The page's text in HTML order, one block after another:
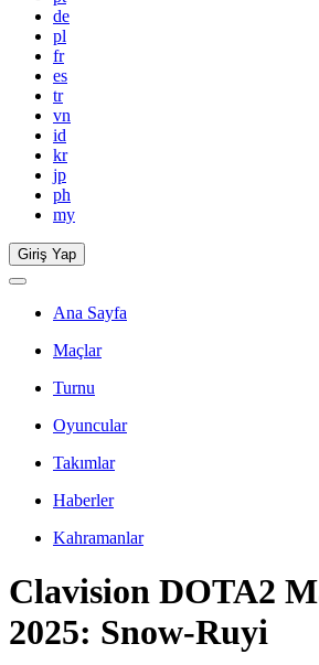
de
pl
fr
es
tr
vn
id
kr
jp
ph
my
Giriş Yap
Ana Sayfa
Maçlar
Turnu
Oyuncular
Takımlar
Haberler
Kahramanlar
Clavision DOTA2
2025: Snow-Ruyi